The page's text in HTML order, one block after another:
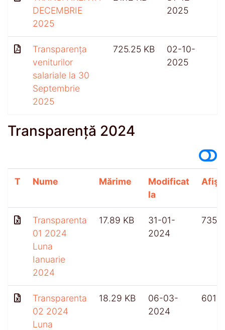
DECEMBRIE
2025
2025
Transparența
veniturilor
salariale la 30
Septembrie
2025
725.25 KB
02-10-
2025
Transparență 2024
T Nume Mărime
Modificat
la
Transparenta
01 2024
Luna
Ianuarie
2024
17.89 KB
31-01-
2024
735
Transparenta
02 2024
Luna
18.29 KB
06-03-
2024
601